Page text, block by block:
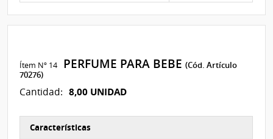
Ítem Nº 14 PERFUME PARA BEBE(Cód. Artículo
70276)
Cantidad: 8,00 UNIDAD
Características